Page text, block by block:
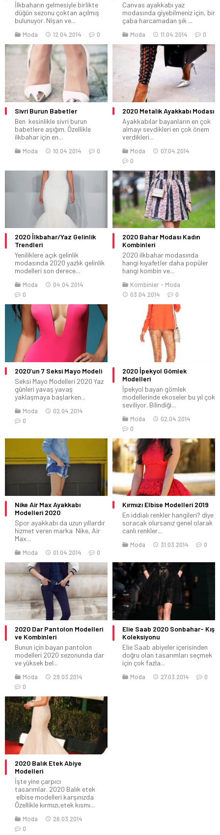
İlkbaharın gelmesiyle birlikte
düğün sezonu çoktan açılmış
bulunuyor. Nişan ve...
Moda 12.04.2014 0
Canvas ayakkabı yaz
modasında giyebilmeniz için, bir
çaba harcamadan şık ...
Moda 11.04.2014 0
Sivri Burun Babetler
Ben kesinlikle sivri burun
babetlere aşığım. Özellikle
ilkbahar için en...
Moda 10.04.2014 0
2020 Metalik Ayakkabı Modası
Ayakkabılar bayanların en çok
almayı sevdikleri en çok önem
verdikleri...
Moda
07.04.2014
0
2020 İlkbahar/Yaz Gelinlik
Trendleri
Yeniliklere açık gelinlik
modasında 2020 yazlık gelinlik
modelleri son derece...
Moda
04.04.2014
0
2020 Bahar Modası Kadın
Kombinleri
2020 ilkbahar modasında
hangi kıyafetler daha popüler
hangi kombin ve...
Kombinler
Moda
03.04.2014
0
2020’un 7 Seksi Mayo Modeli
Seksi Mayo Modelleri 2020 Yaz
günleri yavaş yavaş
yaklaşmaya başlarken...
Moda
02.04.2014
0
2020 İpekyol Gömlek
Modelleri
İpekyol bayan gömlek
modellerinde ekoseler bu yıl çok
seviliyor. Bilindiği...
Moda
02.04.2014
0
Nike Air Max Ayakkabı
Modelleri 2020
Spor ayakkabı da uzun yıllardır
hizmet veren marka Nike, Air
Max...
Moda 01.04.2014 0
Kırmızı Elbise Modelleri 2019
En iddialı renkler hangileri? diye
soracak olursanız genel olarak
canlı renkler...
Moda 31.03.2014 0
2020 Dar Pantolon Modelleri
ve Kombinleri
Bunun için bayan pantolon
modelleri 2020 sezonunda dar
ve yüksek bel...
Moda
29.03.2014
0
Elie Saab 2020 Sonbahar- Kış
Koleksiyonu
Elie Saab abiyeler içerisinden
doğru olan tasarımları seçmek
için çok fazla...
Moda 27.03.2014 0
2020 Balık Etek Abiye
Modelleri
İşte yine çarpıcı
tasarımlar. 2020 Balık etek
elbise modelleri karşınızda
Özellikle kırmızı,etek kısmı...
Moda
26.03.2014
0